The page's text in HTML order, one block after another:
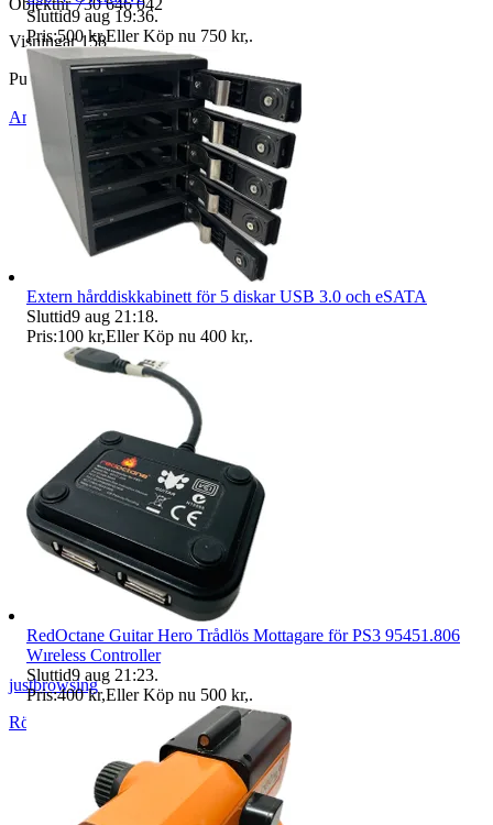
Objektnr 730 646 042
Visningar 158
Publicerad 8 maj 18:55
Anmäl Sälj liknande
justbrowsing
Rönninge
Sluttid9 aug 19:36.
Pris:500 kr,Eller Köp nu 750 kr,.
Extern hårddiskkabinett för 5 diskar USB 3.0 och eSATA
Sluttid9 aug 21:18.
Pris:100 kr,Eller Köp nu 400 kr,.
RedOctane Guitar Hero Trådlös Mottagare för PS3 95451.806
Wıreless Controller
Sluttid9 aug 21:23.
Pris:400 kr,Eller Köp nu 500 kr,.